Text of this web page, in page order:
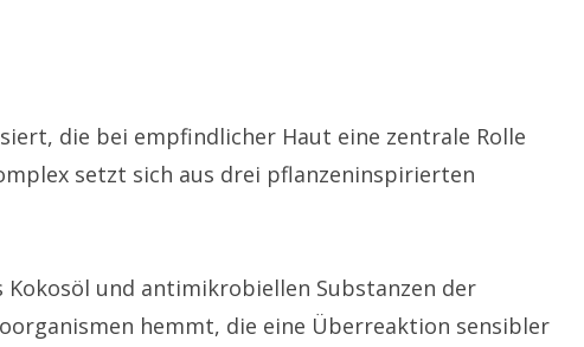
die bei empfindlicher Haut eine zentrale Rolle
setzt sich aus drei pflanzeninspirierten
und antimikrobiellen Substanzen der
hemmt, die eine Überreaktion sensibler